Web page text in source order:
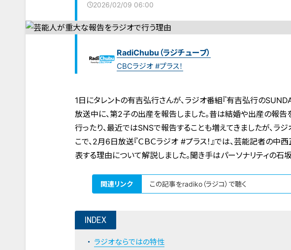
2026/02/09 06:00
RadiChubu（ラジチューブ）
CBCラジオ #プラス！
1日にタレントの有吉弘行さんが、ラジオ番組『有吉弘行の
放送中に、第2子の出産を報告しました。昔は結婚や出産の報
行ったり、最近ではSNSで報告することも増えてきましたが、ラ
こで、2月6日放送『ＣＢＣラジオ #プラス！』では、芸能記者の
表する理由について解説しました。聞き手はパーソナリティの石
関連リンク この記事をradiko（ラジコ）で聴く
INDEX
ラジオならではの特性